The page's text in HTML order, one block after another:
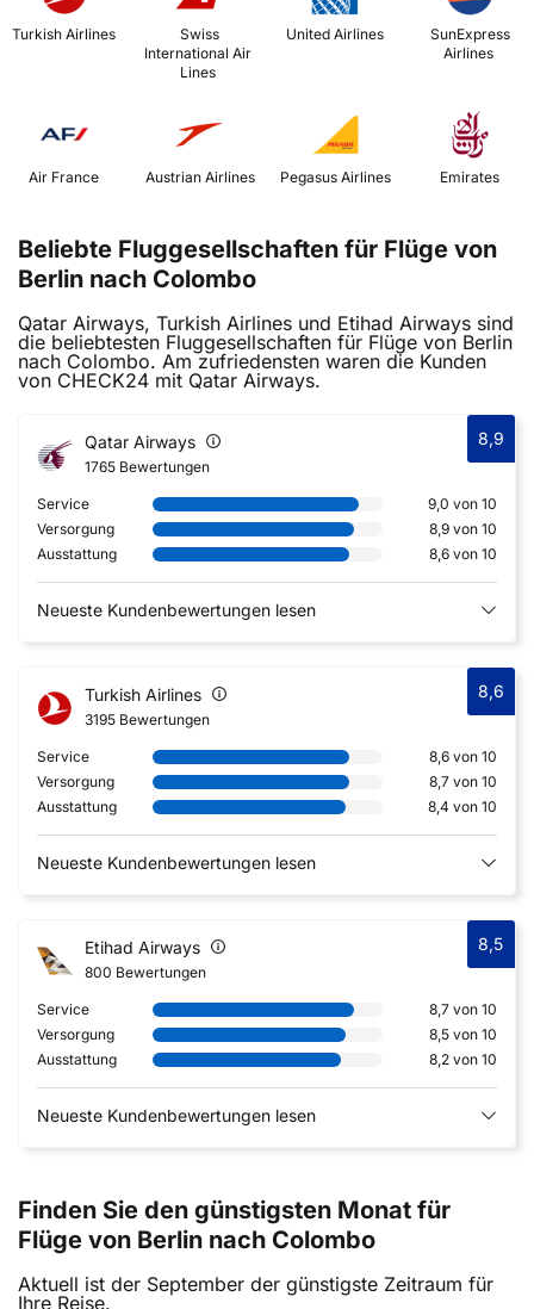
Turkish Airlines
International Air
Lines
United Airlines
Airlines
Air France Austrian Airlines Emirates
Beliebte Fluggesellschaften für Flüge von
Berlin nach Colombo
Qatar Airways, Turkish Airlines und Etihad Airways sind
die beliebtesten Fluggesellschaften für Flüge von Berlin
nach Colombo. Am zufriedensten waren die Kunden
von CHECK24 mit Qatar Airways.
Qatar Airways
1765 Bewertungen
8,9
Service
9,0 von 10
Versorgung
8,9 von 10
Ausstattung
8,6 von 10
Neueste Kundenbewertungen lesen
Turkish Airlines
3195 Bewertungen
8,6
Service
8,6 von 10
Versorgung
8,7 von 10
Ausstattung
8,4 von 10
Neueste Kundenbewertungen lesen
Etihad Airways
800 Bewertungen
8,5
Service
8,7 von 10
Versorgung
8,5 von 10
Ausstattung
8,2 von 10
Neueste Kundenbewertungen lesen
Finden Sie den günstigsten Monat für
Flüge von Berlin nach Colombo
Aktuell ist der September der günstigste Zeitraum für
Ihre Reise.